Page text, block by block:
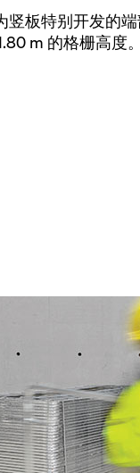
竖板特别开发的
m 的格栅高度